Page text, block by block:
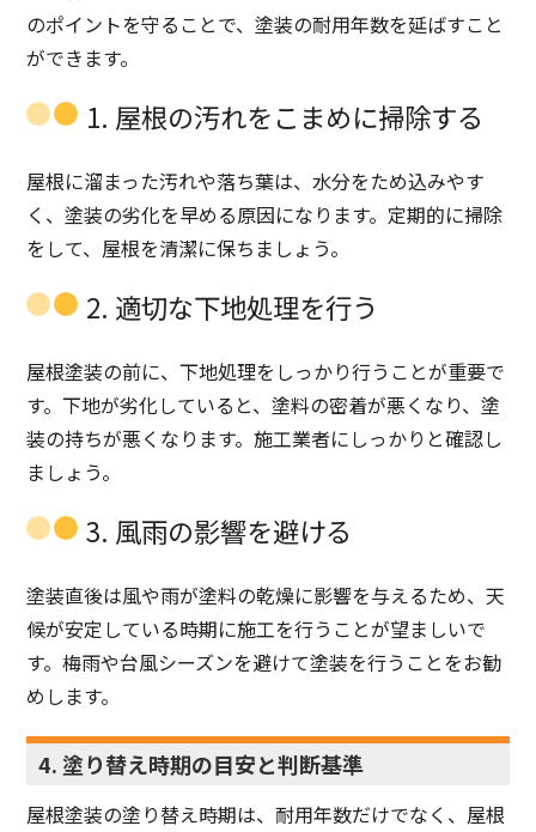
のポイントを守ることで、塗装の耐用年数を延ばすこと
ができます。
1. 屋根の汚れをこまめに掃除する
屋根に溜まった汚れや落ち葉は、水分をため込みやす
く、塗装の劣化を早める原因になります。定期的に掃除
をして、屋根を清潔に保ちましょう。
2. 適切な下地処理を行う
屋根塗装の前に、下地処理をしっかり行うことが重要で
す。下地が劣化していると、塗料の密着が悪くなり、塗
装の持ちが悪くなります。施工業者にしっかりと確認し
ましょう。
3. 風雨の影響を避ける
塗装直後は風や雨が塗料の乾燥に影響を与えるため、天
候が安定している時期に施工を行うことが望ましいで
す。梅雨や台風シーズンを避けて塗装を行うことをお勧
めします。
4. 塗り替え時期の目安と判断基準
屋根塗装の塗り替え時期は、耐用年数だけでなく、屋根